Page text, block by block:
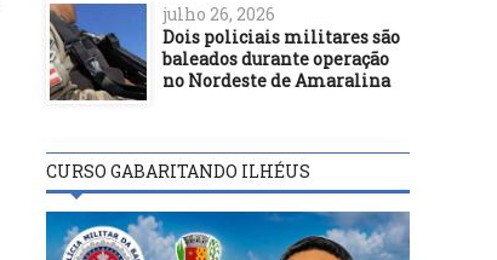
julho 26, 2026
Dois policiais militares são
baleados durante operação
no Nordeste de Amaralina
CURSO GABARITANDO ILHÉUS